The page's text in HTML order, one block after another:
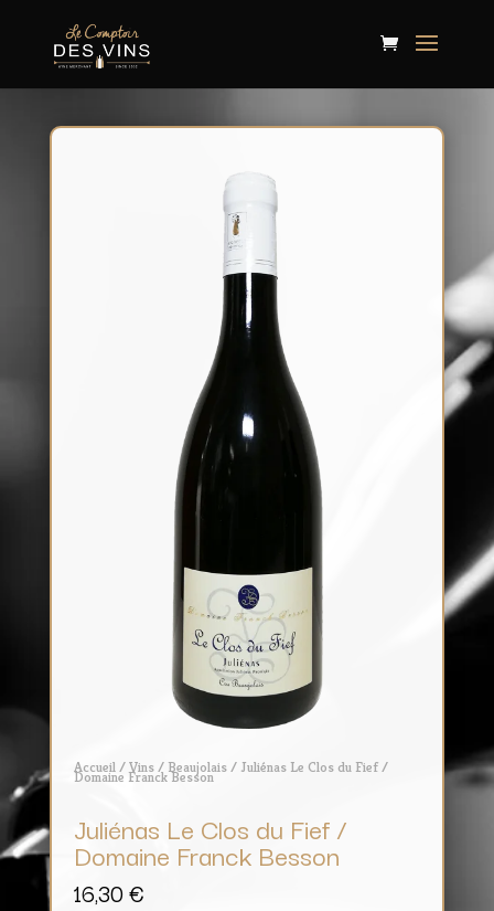
Accueil/Vins/ Beaujolais/ Juliénas Le Clos du Fief /
Domaine Franck Besson
Juliénas Le Clos du Fief /
Domaine Franck Besson
16,30€